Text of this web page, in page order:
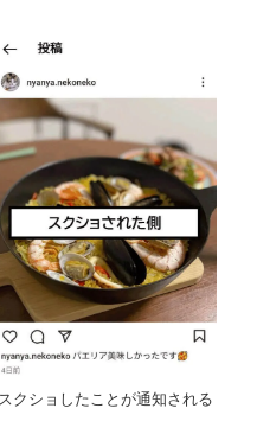
クショしたことが通知される